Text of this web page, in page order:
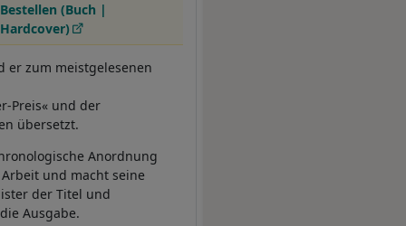
Bestellen (Buch |
Hardcover)
er zum meistgelesenen
Preis« und der
übersetzt.
Anordnung
und macht seine
der Titel und
Ausgabe.